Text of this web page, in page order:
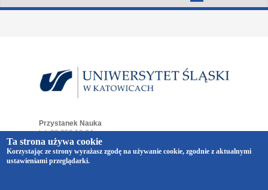
Przystanek Nauka
tel. 32 359 19 64
e-mail:przystaneknauka@us.edu.pl
ul. Bankowa 12
40-007 Katowice
Ta strona używa cookie
Korzystając ze strony wyrażasz zgodę na używanie cookie, zgodnie z aktualnymi
ustawieniami przeglądarki.